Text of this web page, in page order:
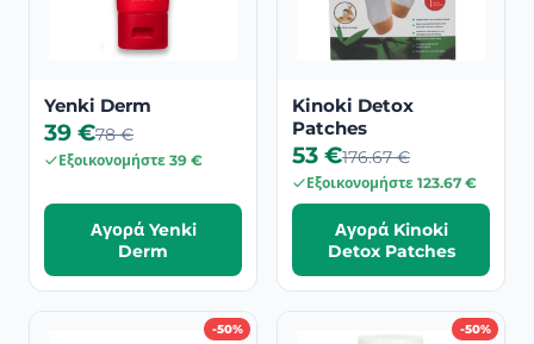
Yenki Derm
39 €78 €
Εξοικονομήστε 39 €
Αγορά Yenki
Derm
Kinoki Detox
Patches
53 €176.67 €
Εξοικονομήστε 123.67 €
Αγορά Kinoki
Detox Patches
-50% -50%